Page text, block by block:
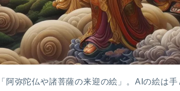
阿弥陀仏や諸菩薩の来迎の絵」。AIの絵は手